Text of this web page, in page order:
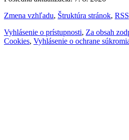
Zmena vzhľadu, Štruktúra stránok, RSS
Vyhlásenie o prístupnosti, Za obsah
Cookies, Vyhlásenie o ochrane